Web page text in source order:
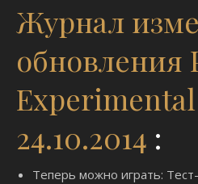
Журнал
обновления
24.10.2014 :
Теперь можно играть: